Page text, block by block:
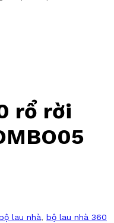
rổ rời
lau nhà, bộ lau nhà 360